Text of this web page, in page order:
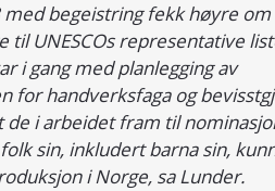
begeistring fekk høyre om
UNESCOs representative
i gang med planlegging av
for handverksfaga og
de i arbeidet fram til
sin, inkludert barna sin,
i Norge, sa Lunder.